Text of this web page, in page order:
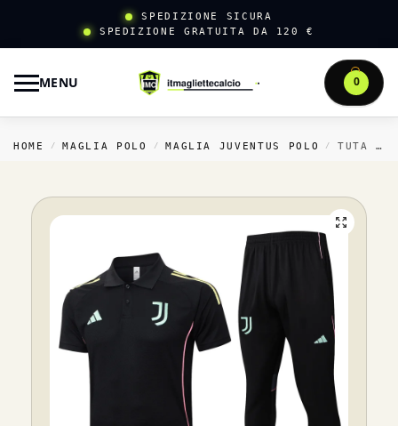
SPEDIZIONE SICURA
SPEDIZIONE GRATUITA DA 120 €
MENU 0
HOME / MAGLIA POLO / MAGLIA JUVENTUS POLO / TUTA COMPLETA POLO JUVENTUS 2025 2026 NERO